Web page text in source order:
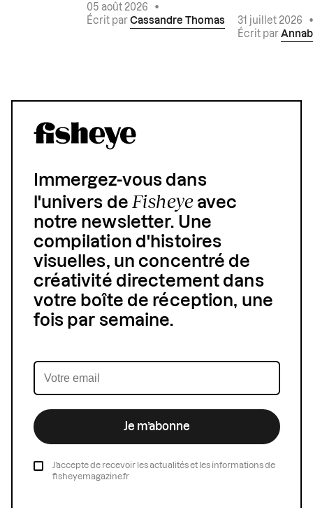
05 août 2026
•
Écrit par Cassandre Thomas 31 juillet 2026
Écrit par
Immergez-vous dans
l'univers deFisheyeavec
notre newsletter. Une
compilation d'histoires
visuelles, un concentré de
créativité directement dans
votre boîte de réception, une
fois par semaine.
Je m’abonne
J’accepte de recevoir les actualités et les informations de
fisheyemagazine.fr